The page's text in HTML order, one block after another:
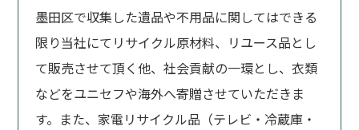
墨田区で収集した遺品や不用品に関してはできる
限り当社にてリサイクル原材料、リユース品とし
て販売させて頂く他、社会貢献の一環とし、衣類
などをユニセフや海外へ寄贈させていただきま
す。また、家電リサイクル品（テレビ・冷蔵庫・